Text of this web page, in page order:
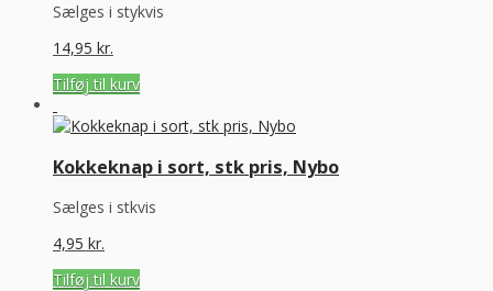
Sælges i stykvis
14,95 kr.
Tilføj til kurv
Kokkeknap i sort, stk pris, Nybo
Sælges i stkvis
4,95 kr.
Tilføj til kurv